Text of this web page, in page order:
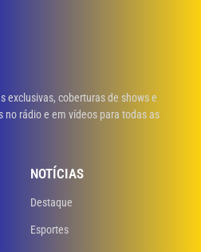
exclusivas, coberturas de shows e
no rádio e em vídeos para todas as
NOTÍCIAS
Destaque
Esportes